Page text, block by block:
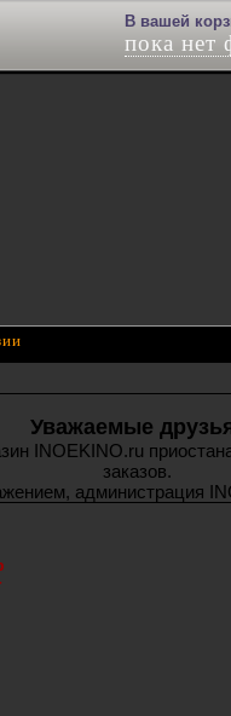
Уважаемые
INOEKINO.ru
заказов.
администрация
добавлен в корзину
В вашей
пока нет